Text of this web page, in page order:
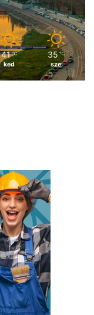
41 ℃
ked
35 ℃
sze